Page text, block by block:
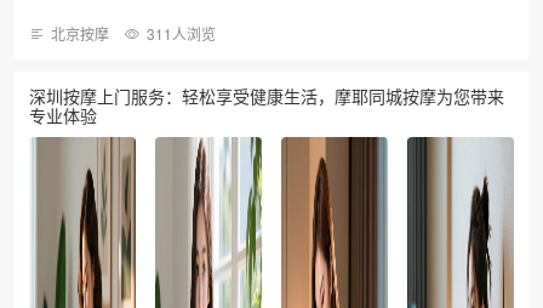
北京按摩 311人浏览
深圳按摩上门服务：轻松享受健康生活，摩耶同城按摩为您带来
专业体验